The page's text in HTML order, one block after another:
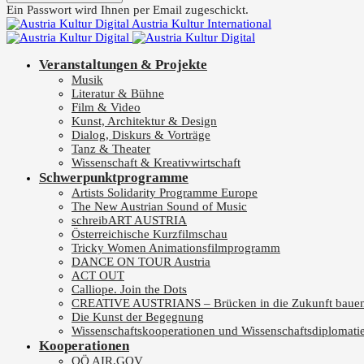
Ein Passwort wird Ihnen per Email zugeschickt.
Austria Kultur International
Veranstaltungen & Projekte
Musik
Literatur & Bühne
Film & Video
Kunst, Architektur & Design
Dialog, Diskurs & Vorträge
Tanz & Theater
Wissenschaft & Kreativwirtschaft
Schwerpunktprogramme
Artists Solidarity Programme Europe
The New Austrian Sound of Music
schreibART AUSTRIA
Österreichische Kurzfilmschau
Tricky Women Animationsfilmprogramm
DANCE ON TOUR Austria
ACT OUT
Calliope. Join the Dots
CREATIVE AUSTRIANS – Brücken in die Zukunft
Die Kunst der Begegnung
Wissenschaftskooperationen und
Kooperationen
OÖ AIR.GOV